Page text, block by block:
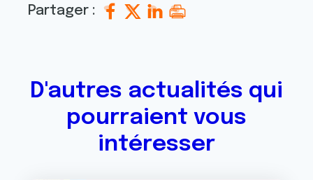
Partager :
D'autres actualités qui
pourraient vous
intéresser